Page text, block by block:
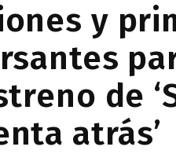
y
de
atrás’